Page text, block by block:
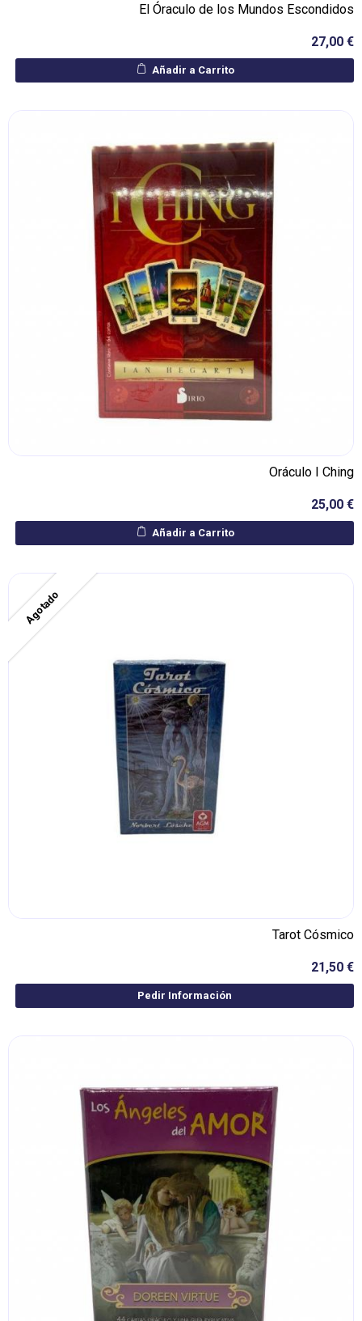
El Óraculo de los Mundos Escondidos
27,00 €
Añadir a Carrito
Oráculo I Ching
25,00 €
Añadir a Carrito
Agotado
Tarot Cósmico
21,50 €
Pedir Información